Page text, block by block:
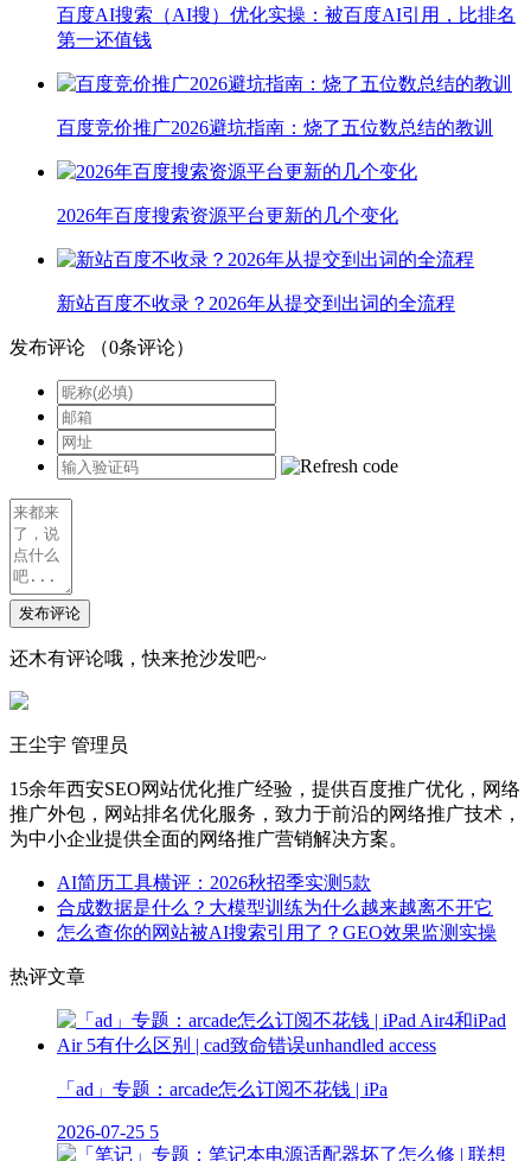
百度AI搜索（AI搜）优化实操：被百度AI引用，比排名
第一还值钱
百度竞价推广2026避坑指南：烧了五位数总结的教训
2026年百度搜索资源平台更新的几个变化
新站百度不收录？2026年从提交到出词的全流程
发布评论 （0条评论）
发布评论
还木有评论哦，快来抢沙发吧~
王尘宇 管理员
15余年西安SEO网站优化推广经验，提供百度推广优化，网络
推广外包，网站排名优化服务，致力于前沿的网络推广技术，
为中小企业提供全面的网络推广营销解决方案。
AI简历工具横评：2026秋招季实测5款
合成数据是什么？大模型训练为什么越来越离不开它
怎么查你的网站被AI搜索引用了？GEO效果监测实操
热评文章
「ad」专题：arcade怎么订阅不花钱 | iPa
2026-07-25 5